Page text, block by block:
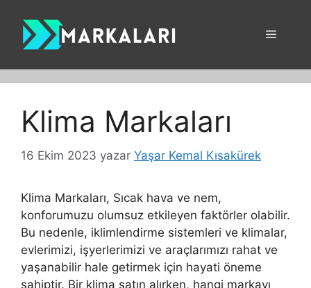
Menü
Klima Markaları
16 Ekim 2023 yazar Yaşar Kemal Kısakürek
Klima Markaları, Sıcak hava ve nem,
konforumuzu olumsuz etkileyen faktörler olabilir.
Bu nedenle, iklimlendirme sistemleri ve klimalar,
evlerimizi, işyerlerimizi ve araçlarımızı rahat ve
yaşanabilir hale getirmek için hayati öneme
sahiptir. Bir klima satın alırken, hangi markayı